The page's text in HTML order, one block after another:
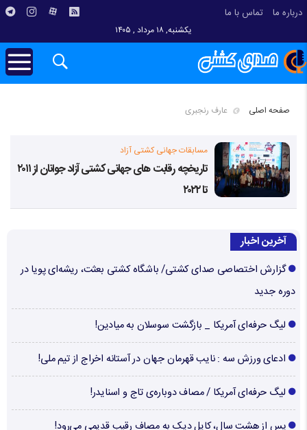
درباره ما تماس با ما
یکشنبه, ۱۸ مرداد , ۱۴۰۵
صفحه اصلی عارف رنجبری
مسابقات جهانی کشتی آزاد
تاریخچه رقابت های جهانی کشتی آزاد جوانان از ۲۰۱۱
تا ۲۰۲۲
آخرین اخبار
گزارش اختصاصی صدای کشتی/ باشگاه کشتی بعثت، ریشه‌ای پویا در
دوره جدید
لیگ حرفه‌ای آمریکا _ بازگشت سوسلان به میادین!
ادعای ورزش سه : نایب قهرمان جهان در آستانه اخراج از تیم ملی!
لیگ حرفه‌ای آمریکا / مصاف دوباره‌ی تاج و اسنایدر!
پس از هشت سال، کایل دیک به مصاف رقیب قدیمی می‌رود!